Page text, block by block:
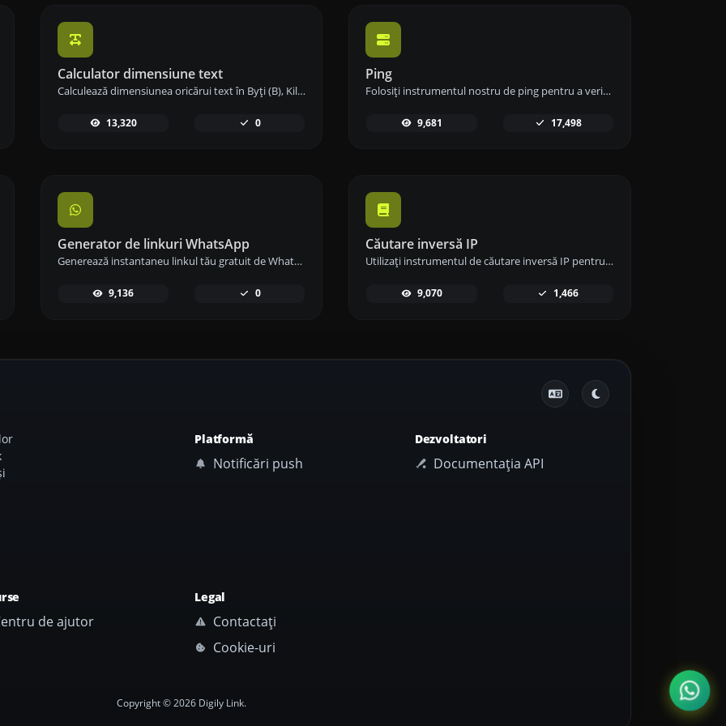
Calculator dimensiune text
Calculează dimensiunea oricărui text în Byți (B), Kilobyți (KB) sau Megabyți (MB) folosind instrumentul nostru de calcul al dimensiunii textului.
13,320 0
Ping
Folosiți instrumentul nostru de ping pentru a verifica rapid și eficient starea și timpul de răspuns al oricărui site web, server sau port.
9,681 17,498
Generator de linkuri WhatsApp
Generează instantaneu linkul tău gratuit de WhatsApp cu Generatorul nostru de Linkuri WhatsApp. Adaugă un mesaj personalizat și începe conversațiile cu un singur clic – fără autentificare sau codare necesară.
9,136 0
Căutare inversă IP
Utilizați instrumentul de căutare inversă IP pentru a găsi rapid și ușor domeniul sau gazda asociată cu orice adresă IP.
9,070 1,466
Platformă
Notificări push
Dezvoltatori
Documentația API
de ajutor
Legal
Contactați
Cookie-uri
Copyright © 2026 Digily Link.